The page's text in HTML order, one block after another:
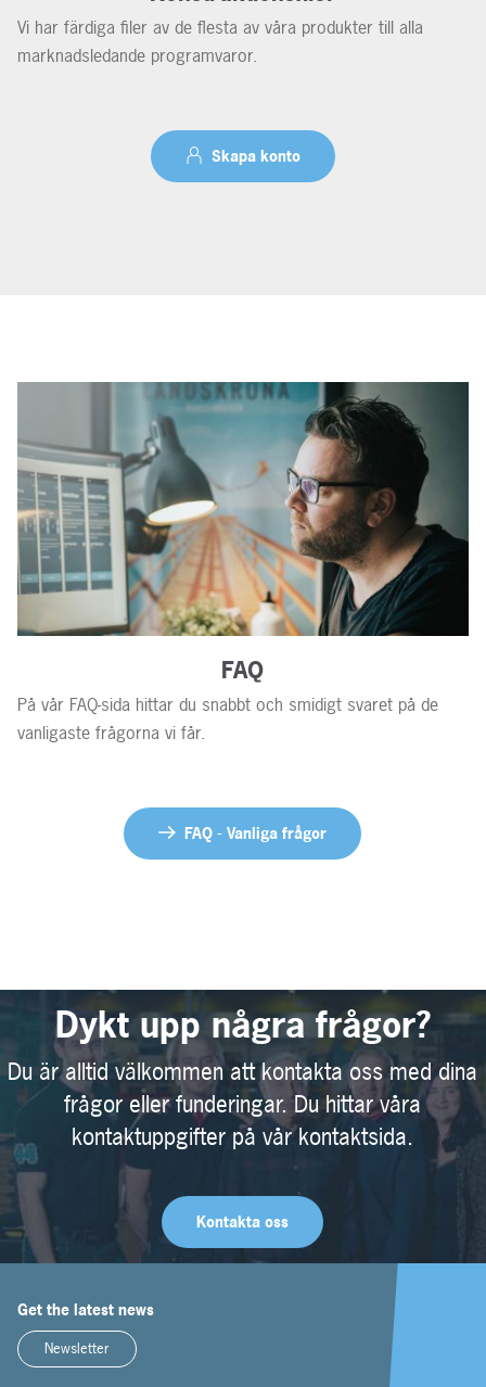
Vi har färdiga filer av de flesta av våra produkter till alla
marknadsledande programvaror.
Skapa konto
FAQ
På vår FAQ-sida hittar du snabbt och smidigt svaret på de
vanligaste frågorna vi får.
FAQ - Vanliga frågor
Dykt upp några frågor?
Du är alltid välkommen att kontakta oss med dina
frågor eller funderingar. Du hittar våra
kontaktuppgifter på vår kontaktsida.
Kontakta oss
Get the latest news
Newsletter